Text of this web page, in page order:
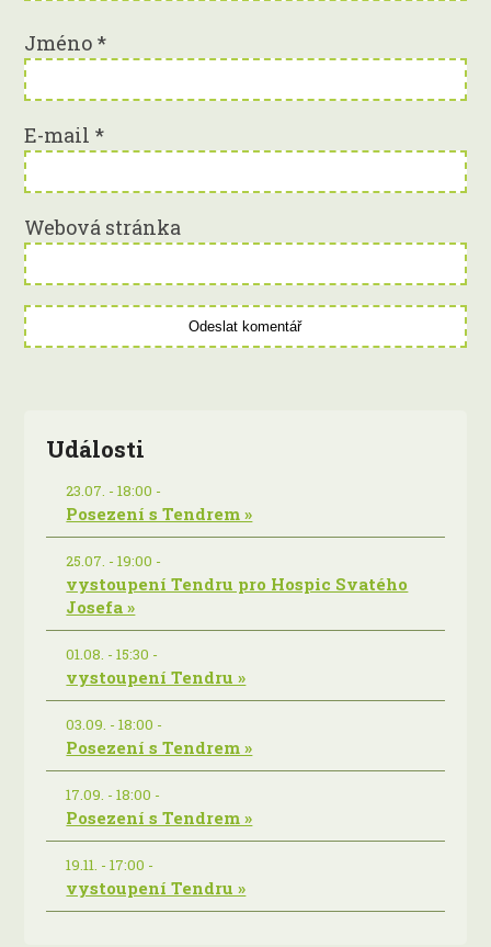
Jméno *
E-mail *
Webová stránka
Události
23.07. - 18:00 -
Posezení s Tendrem »
25.07. - 19:00 -
vystoupení Tendru pro Hospic Svatého
Josefa »
01.08. - 15:30 -
vystoupení Tendru »
03.09. - 18:00 -
Posezení s Tendrem »
17.09. - 18:00 -
Posezení s Tendrem »
19.11. - 17:00 -
vystoupení Tendru »